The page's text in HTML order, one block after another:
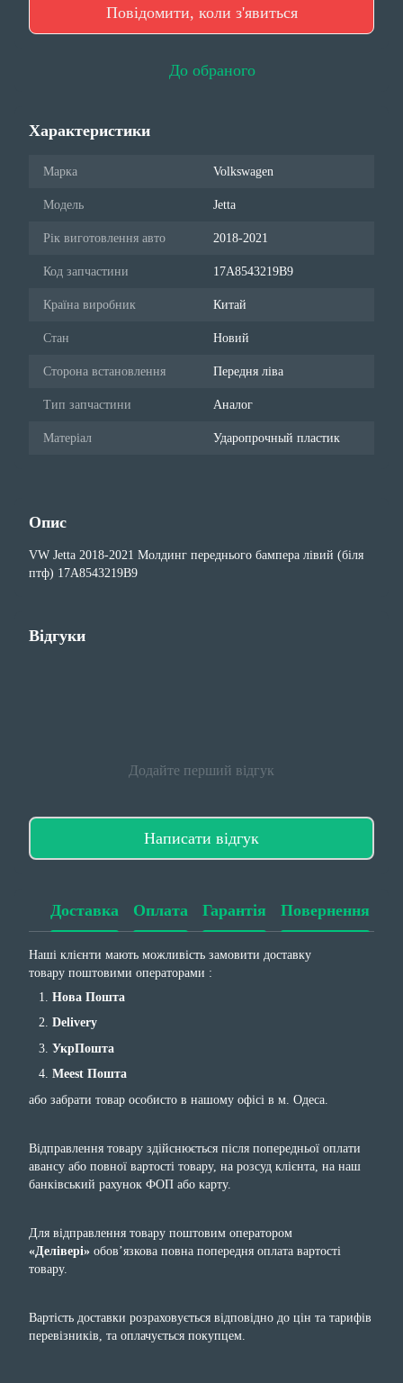
Повідомити, коли з'явиться
До обраного
Характеристики
Марка Volkswagen
Модель Jetta
Рік виготовлення авто 2018-2021
Код запчастини 17A8543219B9
Країна виробник Китай
Стан Новий
Сторона встановлення Передня ліва
Тип запчастини Аналог
Матеріал Ударопрочный пластик
Опис
VW Jetta 2018-2021 Молдинг переднього бампера лівий (біля
птф) 17A8543219B9
Відгуки
Додайте перший відгук
Написати відгук
Доставка Оплата Гарантія Повернення
Наші клієнти мають можливість замовити доставку
товару поштовими операторами :
Нова Пошта
Delivery
УкрПошта
Meest Пошта
або забрати товар особисто в нашому офісі в м. Одеса.
Відправлення товару здійснюється після попередньої оплати
авансу або повної вартості товару, на розсуд клієнта, на наш
банківський рахунок ФОП або карту.
Для відправлення товару поштовим оператором
«Делівері» обов’язкова повна попередня оплата вартості
товару.
Вартість доставки розраховується відповідно до цін та тарифів
перевізників, та оплачується покупцем.